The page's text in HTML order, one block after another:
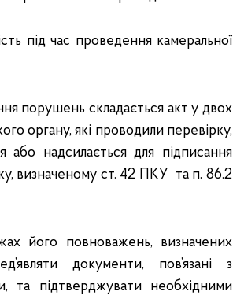
під час проведення камеральної
порушень складається акт у двох
органу, які проводили перевірку,
або надсилається для підписання
визначеному ст. 42 ПКУ та п. 86.2
його повноважень, визначених
документи, пов’язані з
та підтверджувати необхідними